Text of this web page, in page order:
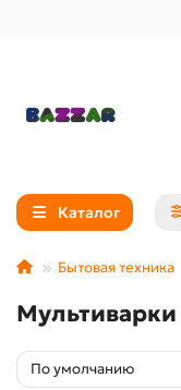
Каталог
Бытовая техника
Мультиварки